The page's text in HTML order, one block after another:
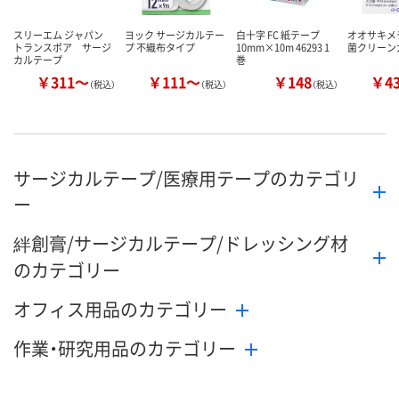
スリーエム ジャパン
トランスポア サージ
カルテープ
￥311～（税込）
ヨック サージカルテー
プ 不織布タイプ
￥111～（税込）
白十字 FC 紙テープ
10mm×10m 46293 1
巻
￥148（税込）
オオサキ
菌クリー
￥
サージカルテープ/医療用テープのカテゴリ
ー
絆創膏/サージカルテープ/ドレッシング材
のカテゴリー
オフィス用品のカテゴリー
作業・研究用品のカテゴリー